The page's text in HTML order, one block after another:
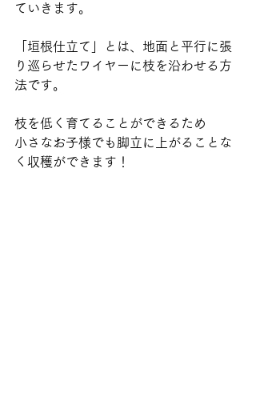
ていきます。
「垣根仕立て」とは、地面と平行に張
り巡らせたワイヤーに枝を沿わせる方
法です。
枝を低く育てることができるため
小さなお子様でも脚立に上がることな
く収穫ができます！